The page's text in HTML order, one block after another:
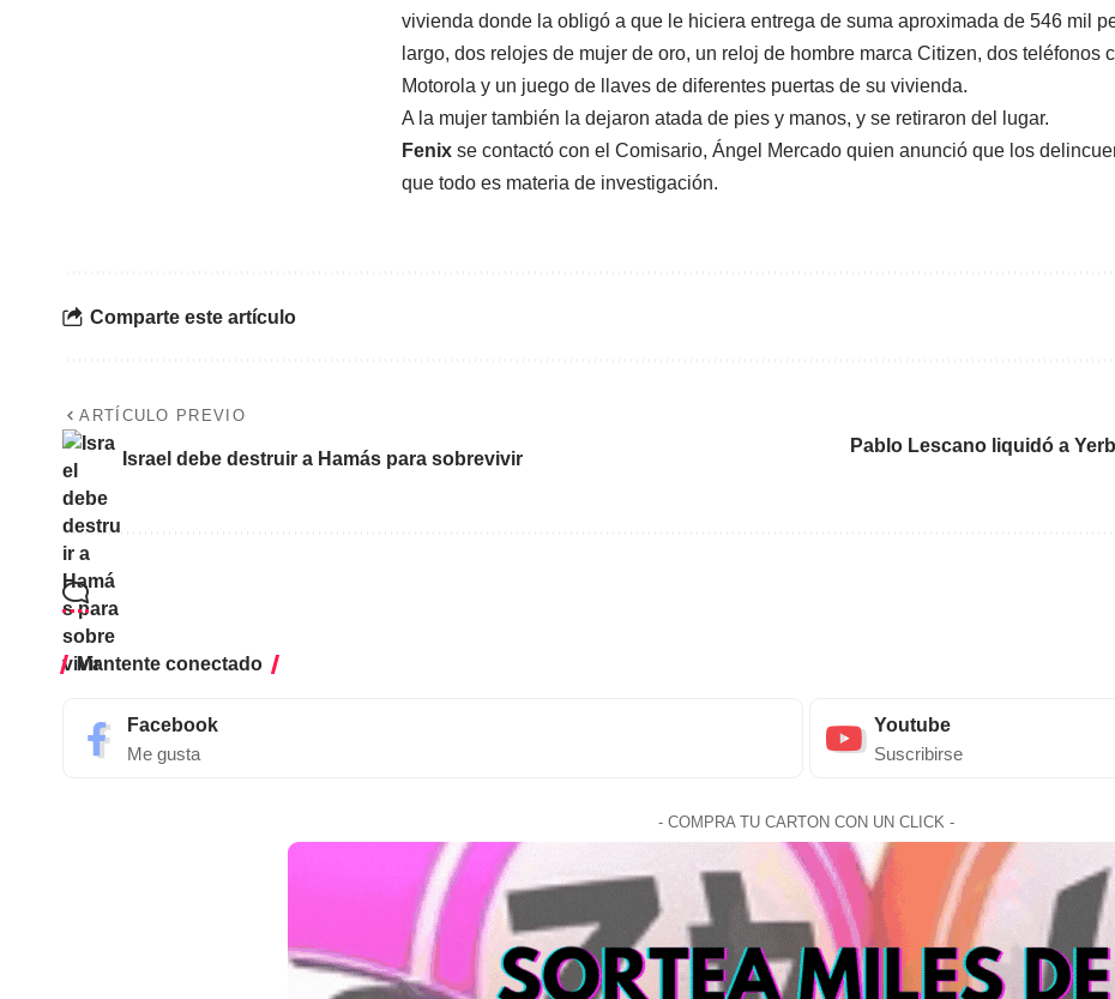
vivienda donde la obligó a que le hiciera entrega de suma aproximada de 546 mil
largo, dos relojes de mujer de oro, un reloj de hombre marca Citizen, dos teléfonos
Motorola y un juego de llaves de diferentes puertas de su vivienda.
A la mujer también la dejaron atada de pies y manos, y se retiraron del lugar.
Fenix se contactó con el Comisario, Ángel Mercado quien anunció que los
que todo es materia de investigación.
Comparte este artículo
ARTÍCULO PREVIO
Israel debe destruir a Hamás para sobrevivir
Pablo Lescano liquidó a
Mantente conectado
Facebook
Me gusta
Youtube
Suscribirse
- COMPRA TU CARTON CON UN CLICK -